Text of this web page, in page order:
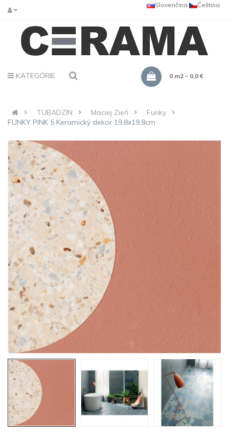
Čeština
Slovenčina
KATEGÓRIE 0 m2 - 0,0 €
TUBADZIN Maciej Zień
Funky
FUNKY PINK 5 Keramický dekor 19,8x19,8cm